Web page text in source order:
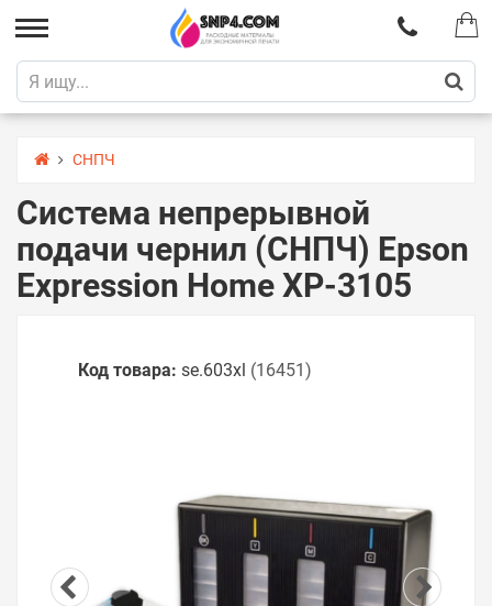
СНПЧ
Система непрерывной
подачи чернил (СНПЧ) Epson
Expression Home XP-3105
Код товара: se.603xl (16451)